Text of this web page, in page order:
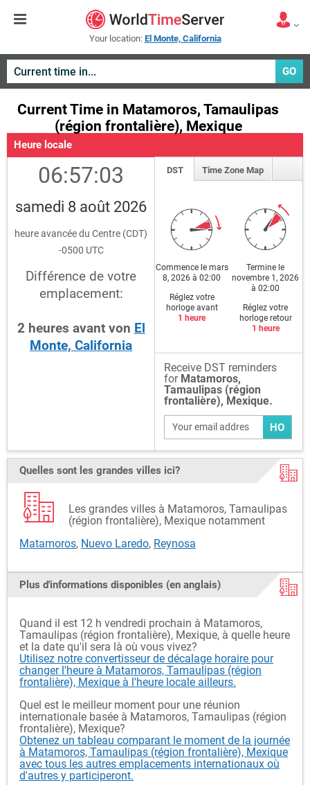
Your location: El Monte, California
GO
Current Time in Matamoros, Tamaulipas
(région frontalière), Mexique
Heure locale
06:57:03
samedi 8 août 2026
heure avancée du Centre (CDT)
-0500 UTC
Différence de votre
emplacement:
2 heures avant von El
Monte, California
DST Time Zone Map
Commence le mars
8, 2026 à 02:00
Réglez votre
horloge avant
1 heure
Termine le
novembre 1, 2026
à 02:00
Réglez votre
horloge retour
1 heure
Receive DST reminders
for Matamoros,
Tamaulipas (région
frontalière), Mexique.
HO
Quelles sont les grandes villes ici?
Les grandes villes à Matamoros, Tamaulipas
(région frontalière), Mexique notamment
Matamoros, Nuevo Laredo, Reynosa
Plus d'informations disponibles (en anglais)
Quand il est 12 h vendredi prochain à Matamoros,
Tamaulipas (région frontalière), Mexique, à quelle heure
et la date qu'il sera là où vous vivez?
Utilisez notre convertisseur de décalage horaire pour
changer l'heure à Matamoros, Tamaulipas (région
frontalière), Mexique à l'heure locale ailleurs.
Quel est le meilleur moment pour une réunion
internationale basée à Matamoros, Tamaulipas (région
frontalière), Mexique?
Obtenez un tableau comparant le moment de la journée
à Matamoros, Tamaulipas (région frontalière), Mexique
avec tous les autres emplacements internationaux où
d'autres y participeront.